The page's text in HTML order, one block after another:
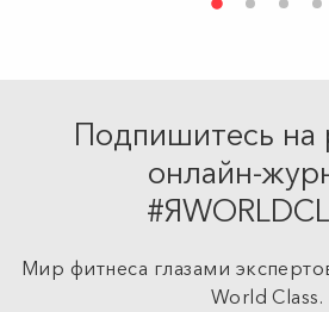
Подпишитесь на
онлайн-
Мир фитнеса глазами
World Class.